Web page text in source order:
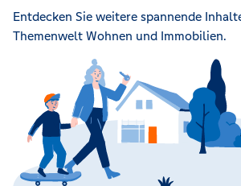
Entdecken Sie weitere spannende
Themenwelt Wohnen und Immobilien.